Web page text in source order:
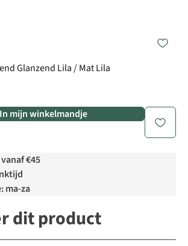
Glanzend Lila / Mat Lila
In mijn winkelmandje
€45
ma-za
dit product